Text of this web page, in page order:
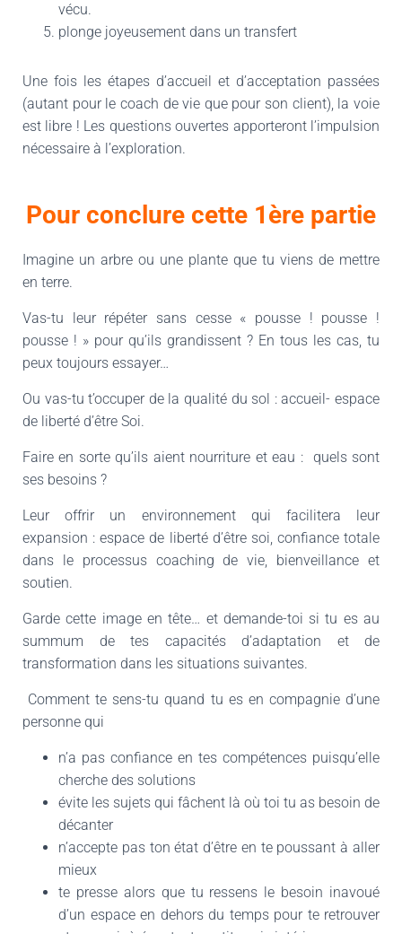
vécu.
plonge joyeusement dans un transfert
Une fois les étapes d’accueil et d’acceptation passées
(autant pour le coach de vie que pour son client), la voie
est libre ! Les questions ouvertes apporteront l’impulsion
nécessaire à l’exploration.
Pour conclure cette 1ère partie
Imagine un arbre ou une plante que tu viens de mettre
en terre.
Vas-tu leur répéter sans cesse « pousse ! pousse !
pousse ! » pour qu’ils grandissent ? En tous les cas, tu
peux toujours essayer…
Ou vas-tu t’occuper de la qualité du sol : accueil- espace
de liberté d’être Soi.
Faire en sorte qu’ils aient nourriture et eau : quels sont
ses besoins ?
Leur offrir un environnement qui facilitera leur
expansion : espace de liberté d’être soi, confiance totale
dans le processus coaching de vie, bienveillance et
soutien.
Garde cette image en tête… et demande-toi si tu es au
summum de tes capacités d’adaptation et de
transformation dans les situations suivantes.
Comment te sens-tu quand tu es en compagnie d’une
personne qui
n’a pas confiance en tes compétences puisqu’elle
cherche des solutions
évite les sujets qui fâchent là où toi tu as besoin de
décanter
n’accepte pas ton état d’être en te poussant à aller
mieux
te presse alors que tu ressens le besoin inavoué
d’un espace en dehors du temps pour te retrouver